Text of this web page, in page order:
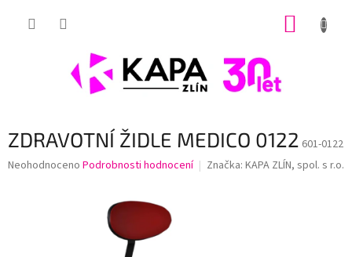
ZDRAVOTNÍ ŽIDLE MEDICO 0122 601-0122
Průměrné
Neohodnoceno Podrobnosti hodnocení Značka: KAPA ZLÍN, spol. s r.o.